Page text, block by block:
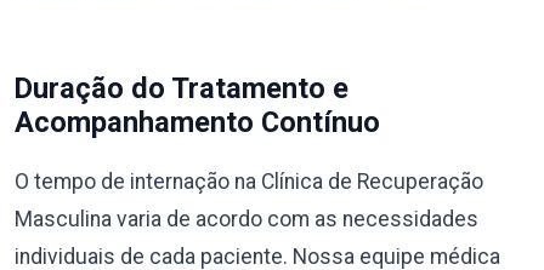
Duração do Tratamento e
Acompanhamento Contínuo
O tempo de internação na Clínica de Recuperação
Masculina varia de acordo com as necessidades
individuais de cada paciente. Nossa equipe médica